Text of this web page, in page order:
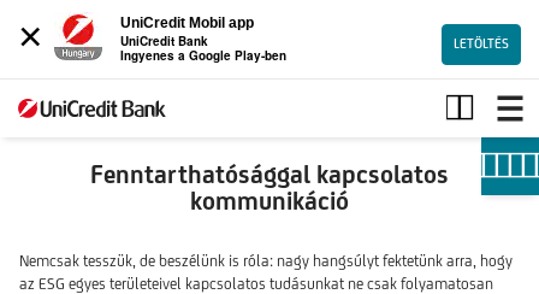
×
UniCredit Mobil app
UniCredit Bank
Ingyenes a Google Play-ben
LETÖLTÉS
Fenntarthatósággal
Fenntarthatósággal kapcsolatos
kommunikáció
Nemcsak tesszük, de beszélünk is róla: nagy hangsúlyt fektetünk arra, hogy
az ESG egyes területeivel kapcsolatos tudásunkat ne csak folyamatosan